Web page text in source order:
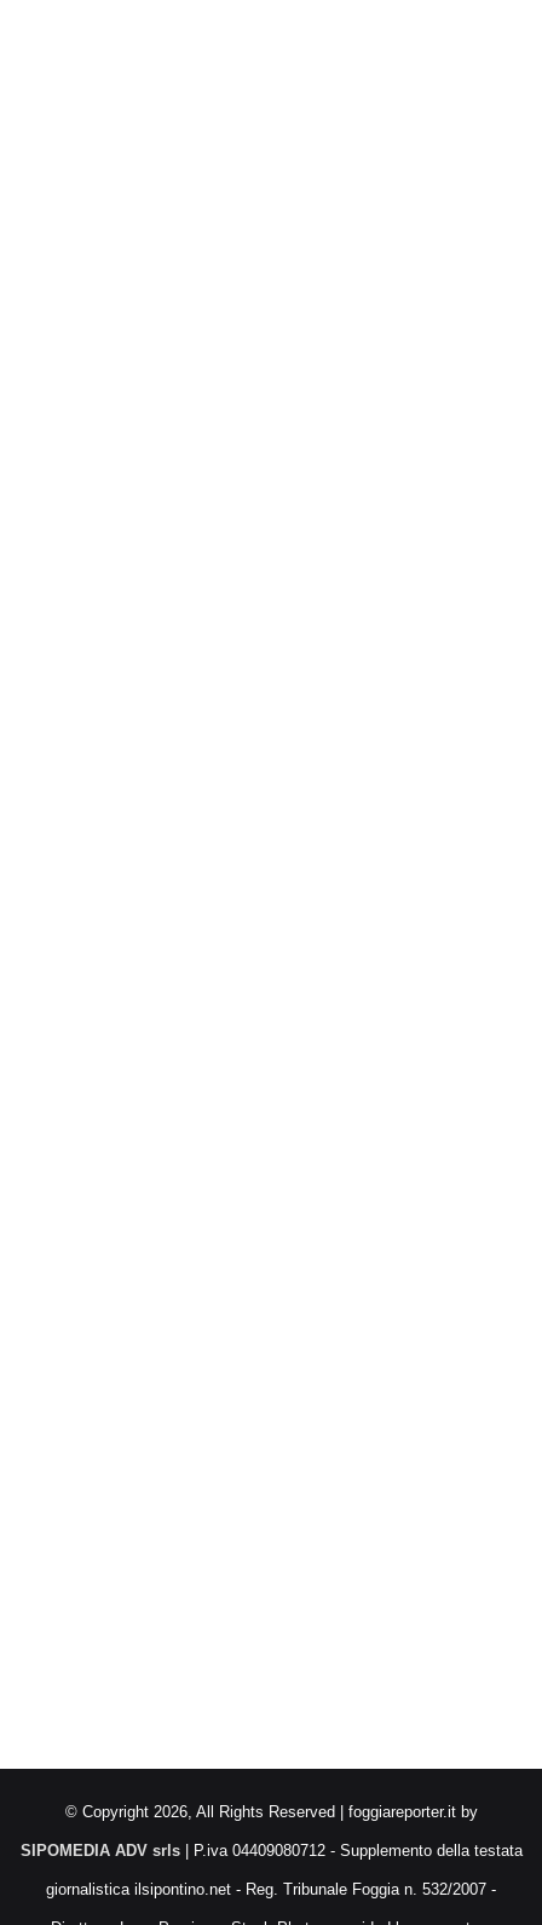
© Copyright 2026, All Rights Reserved | foggiareporter.it by
SIPOMEDIA ADV srls | P.iva 04409080712 - Supplemento della testata
giornalistica ilsipontino.net - Reg. Tribunale Foggia n. 532/2007 -